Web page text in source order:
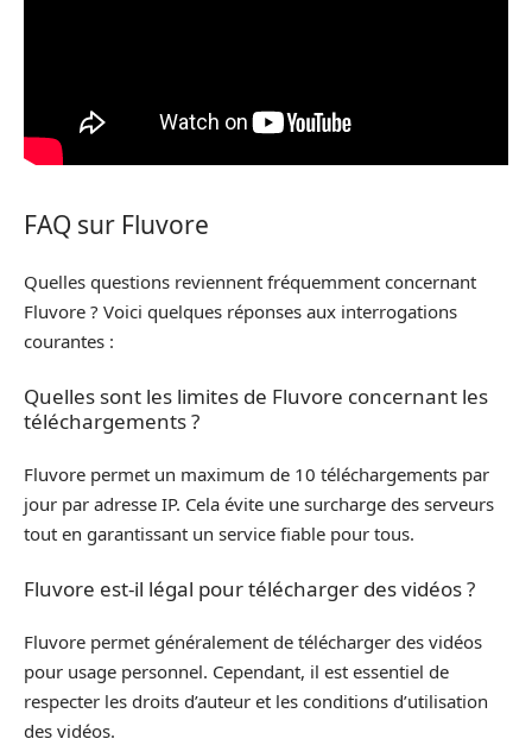
FAQ sur Fluvore
Quelles questions reviennent fréquemment concernant
Fluvore ? Voici quelques réponses aux interrogations
courantes :
Quelles sont les limites de Fluvore concernant les
téléchargements ?
Fluvore permet un maximum de 10 téléchargements par
jour par adresse IP. Cela évite une surcharge des serveurs
tout en garantissant un service fiable pour tous.
Fluvore est-il légal pour télécharger des vidéos ?
Fluvore permet généralement de télécharger des vidéos
pour usage personnel. Cependant, il est essentiel de
respecter les droits d’auteur et les conditions d’utilisation
des vidéos.